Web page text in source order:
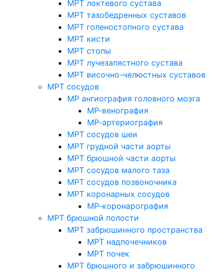
МРТ локтевого сустава
МРТ тазобедренных суставов
МРТ голеностопного сустава
МРТ кисти
МРТ стопы
МРТ лучезапястного сустава
МРТ височно-челюстных суставов
МРТ сосудов
МР ангиография головного мозга
МР-венография
МР-артериография
МРТ сосудов шеи
МРТ грудной части аорты
МРТ брюшной части аорты
МРТ сосудов малого таза
МРТ сосудов позвоночника
МРТ коронарных сосудов
МР-коронарография
МРТ брюшной полости
МРТ забрюшинного пространства
МРТ надпочечников
МРТ почек
МРТ брюшного и забрюшинного